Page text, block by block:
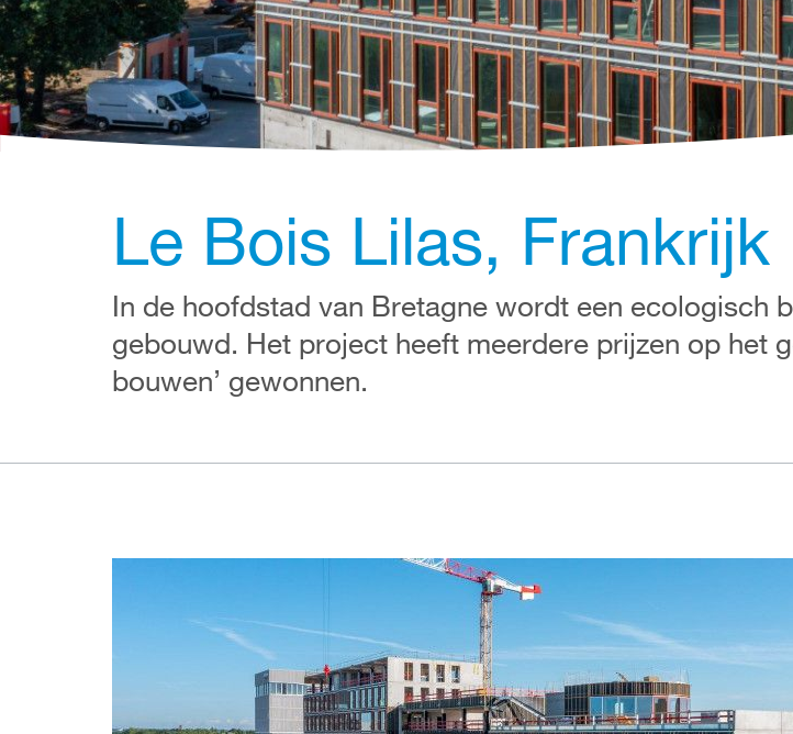
Le Bois Lilas, Frankrijk
In de hoofdstad van Bretagne wordt een ecologisch
gebouwd. Het project heeft meerdere prijzen op het
bouwen’ gewonnen.